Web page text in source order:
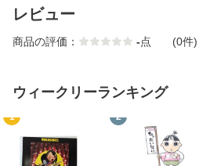
レビュー
商品の評価： -点 (0件)
ウィークリーランキング
1 2